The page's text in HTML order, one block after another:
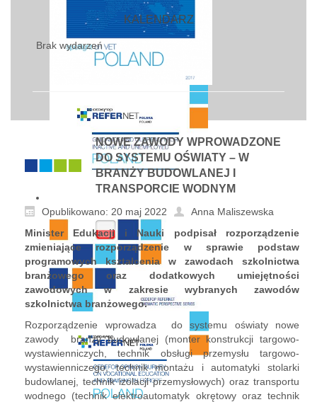
KALENDARZ
Brak wydarzeń
NOWE ZAWODY WPROWADZONE
DO SYSTEMU OŚWIATY – W
BRANŻY BUDOWLANEJ I
TRANSPORCIE WODNYM
Opublikowano: 20 maj 2022
Anna Maliszewska
Minister Edukacji i Nauki podpisał rozporządzenie
zmieniające rozporządzenie w sprawie podstaw
programowych kształcenia w zawodach szkolnictwa
branżowego oraz dodatkowych umiejętności
zawodowych w zakresie wybranych zawodów
szkolnictwa branżowego.
Rozporządzenie wprowadza do systemu oświaty nowe
zawody branży budowlanej (monter konstrukcji targowo-
wystawienniczych, technik obsługi przemysłu targowo-
wystawienniczego, technik montażu i automatyki stolarki
budowlanej, technik izolacji przemysłowych) oraz transportu
wodnego (technik elektroautomatyk okrętowy oraz technik